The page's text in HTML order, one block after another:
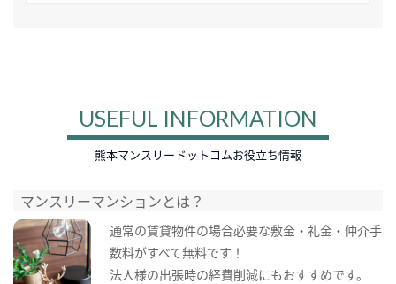
USEFUL INFORMATION
熊本マンスリードットコムお役立ち情報
マンスリーマンションとは？
通常の賃貸物件の場合必要な敷金・礼金・仲介手
数料がすべて無料です！
法人様の出張時の経費削減にもおすすめです。